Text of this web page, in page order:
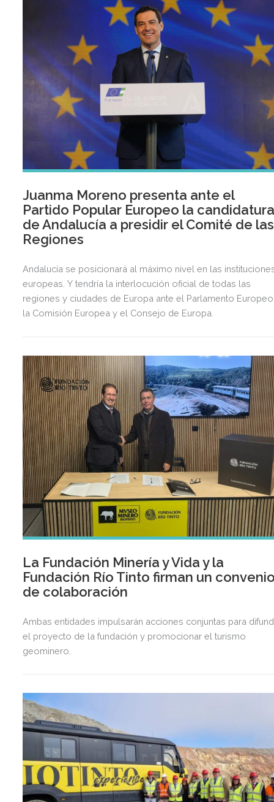
Juanma Moreno presenta ante el
Partido Popular Europeo la
de Andalucía a presidir el Comité de las
Regiones
Andalucía se posicionará al máximo nivel en las
europeas. Y tendría la interlocución oficial de todas las
regiones y ciudades de Europa ante el Parlamento
la Comisión Europea y el Consejo de Europa.
La Fundación Minería y Vida y la
Fundación Río Tinto firman un
de colaboración
Ambas entidades impulsarán acciones conjuntas para
el proyecto de la fundación y promocionar el turismo
geominero.